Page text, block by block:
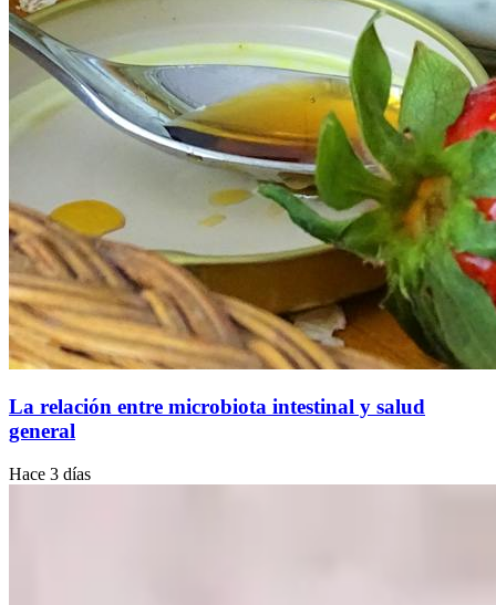
La relación entre microbiota intestinal y salud
general
Hace 3 días